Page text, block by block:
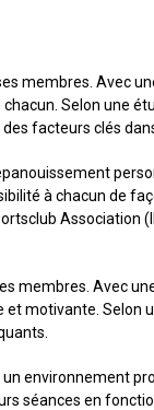
membres. Avec
Selon une
facteurs clés
à chacun de
Association
membres. Avec
motivante. Selon
environnement
séances en